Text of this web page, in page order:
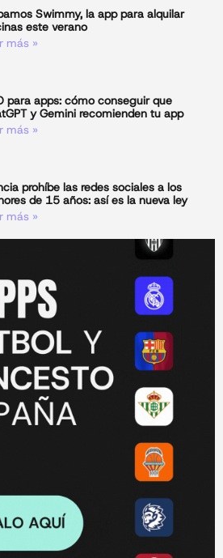
Swimmy, la app para alquilar
este verano
más »
para apps: cómo conseguir que
y Gemini recomienden tu app
más »
prohíbe las redes sociales a los
de 15 años: así es la nueva ley
más »